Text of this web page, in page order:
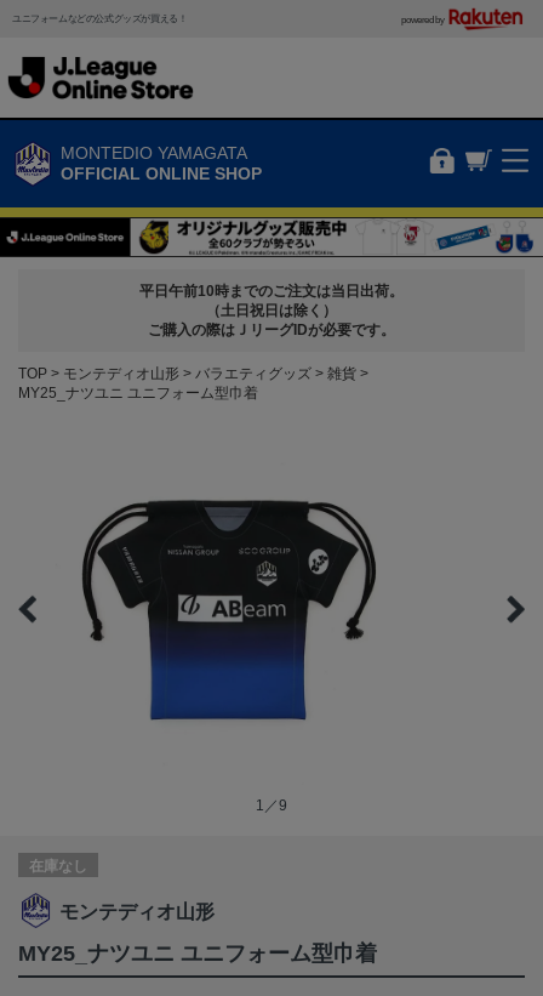
ユニフォームなどの公式グッズが買える！ powered by
MONTEDIO YAMAGATA
OFFICIAL ONLINE SHOP
平日午前10時までのご注文は当日出荷。
（土日祝日は除く）
ご購入の際はＪリーグIDが必要です。
TOP モンテディオ山形 バラエティグッズ
雑貨
MY25_ナツユニ ユニフォーム型巾着
1／9
在庫なし
モンテディオ山形
MY25_ナツユニ ユニフォーム型巾着